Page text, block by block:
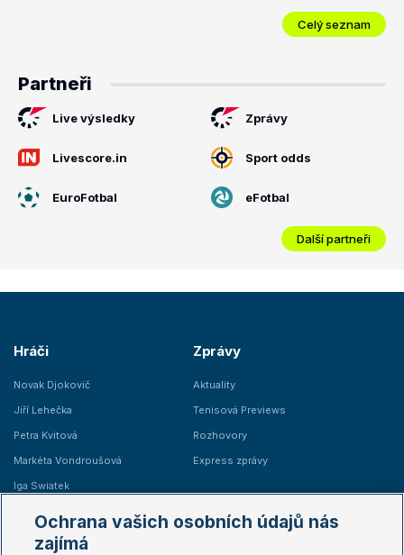
Celý seznam
Partneři
Live výsledky Zprávy
Livescore.in Sport odds
EuroFotbal eFotbal
Další partneři
Hráči
Novak Djokovič
Jiří Lehečka
Petra Kvitová
Markéta Vondroušová
Iga Swiatek
Zprávy
Aktuality
Tenisová Previews
Rozhovory
Express zprávy
Žebříčky
Ochrana vašich osobních údajů nás
zajímá